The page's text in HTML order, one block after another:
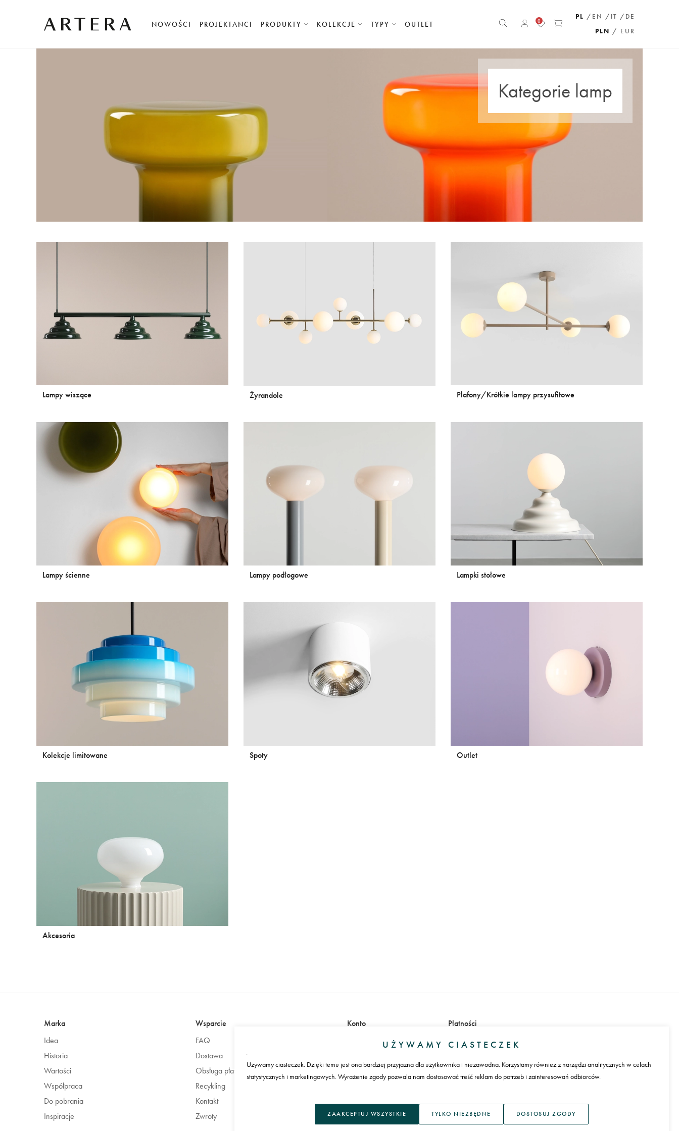
NOWOŚCI PROJEKTANCI PRODUKTY KOLEKCJE TYPY OUTLET 0
PL /EN /IT /DE
PLN / EUR
Kategorie lamp
Lampy wiszące Żyrandole Plafony/Krótkie lampy przysufitowe
Lampy ścienne Lampy podłogowe Lampki stołowe
Kolekcje limitowane Spoty Outlet
Akcesoria
Marka
Idea
Historia
Wartości
Współpraca
Do pobrania
Inspiracje
Wsparcie
FAQ
Dostawa
Obsługa płatności
Recykling
Kontakt
Zwroty
Konto
Płatności
UŻYWAMY CIASTECZEK
Używamy ciasteczek. Dzięki temu jest ona bardziej przyjazna dla użytkownika i niezawodna. Korzystamy również z narzędzi analitycznych w celach
statystycznych i marketingowych. Wyrażenie zgody pozwala nam dostosować treść reklam do potrzeb i zainteresowań odbiorców.
ZAAKCEPTUJ WSZYSTKIE TYLKO NIEZBĘDNE DOSTOSUJ ZGODY